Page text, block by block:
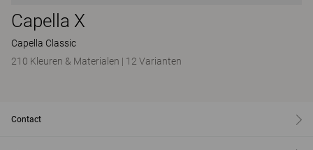
Capella X
Capella Classic
210 Kleuren & Materialen | 12 Varianten
Contact